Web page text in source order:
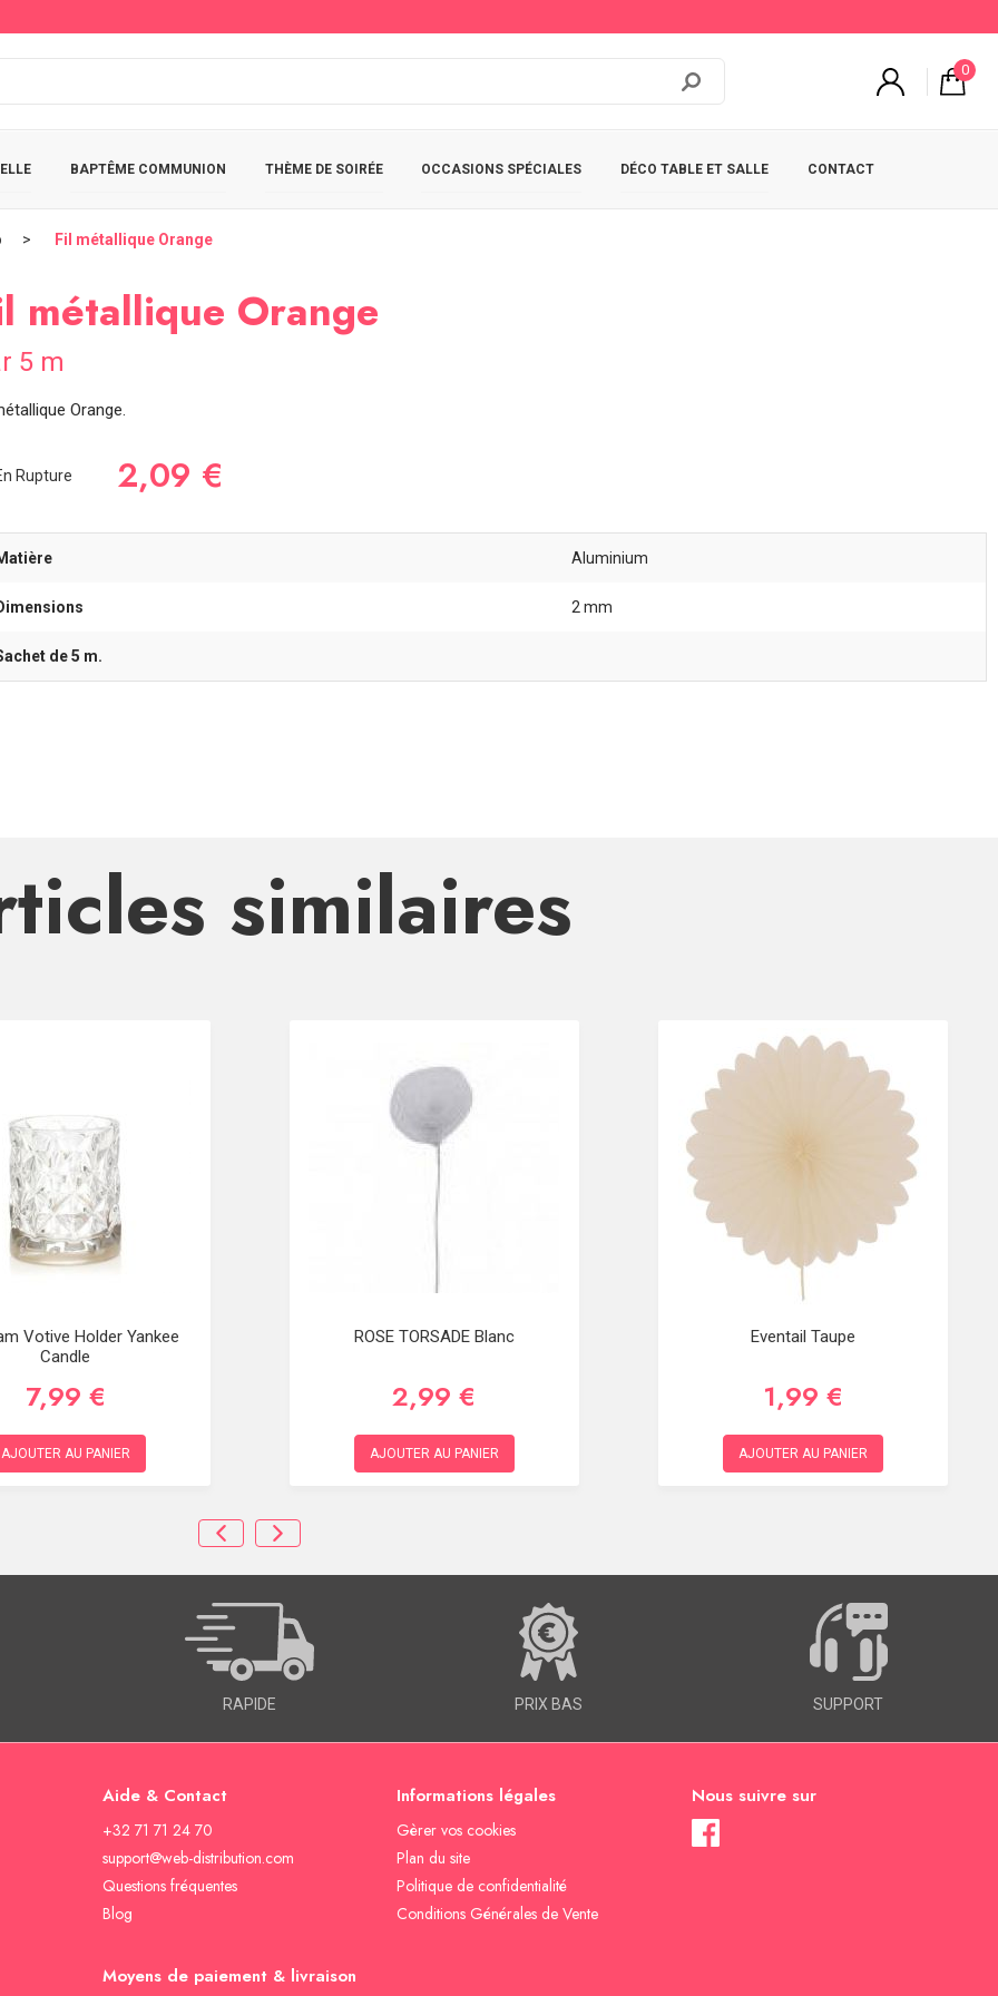
0
BAPTÊME COMMUNION THÈME DE SOIRÉE OCCASIONS SPÉCIALES DÉCO TABLE ET SALLE CONTACT
Fil métallique Orange
métallique Orange
5 m
Orange.
Rupture 2,09 €
Aluminium
2 mm
de 5 m.
similaires
Votive Holder Yankee
Candle
7,99 €
AJOUTER AU PANIER
ROSE TORSADE Blanc
2,99 €
AJOUTER AU PANIER
Eventail Taupe
1,99 €
AJOUTER AU PANIER
RAPIDE PRIX BAS SUPPORT
Aide & Contact
+32 71 71 24 70
support@web-distribution.com
Questions fréquentes
Blog
Informations légales
Gèrer vos cookies
Plan du site
Politique de confidentialité
Conditions Générales de Vente
Nous suivre sur
Moyens de paiement & livraison